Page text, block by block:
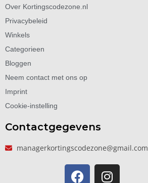
Over Kortingscodezone.nl
Privacybeleid
Winkels
Categorieen
Bloggen
Neem contact met ons op
Imprint
Cookie-instelling
Contactgegevens
managerkortingscodezone@gmail.com